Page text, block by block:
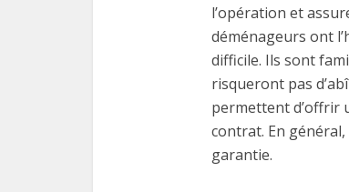
l’opération et
déménageurs ont
difficile. Ils sont
risqueront pas
permettent d’offrir
contrat. En
garantie.